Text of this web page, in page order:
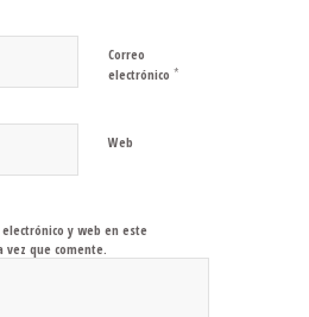
Correo
electrónico *
Web
y web en este
que comente.